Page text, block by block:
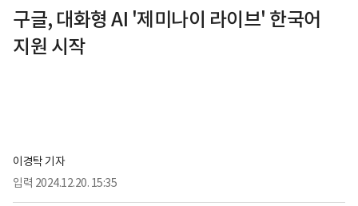
구글, 대화형 AI '제미나이 라이브' 한국어
지원 시작
이경탁 기자
입력 2024.12.20. 15:35